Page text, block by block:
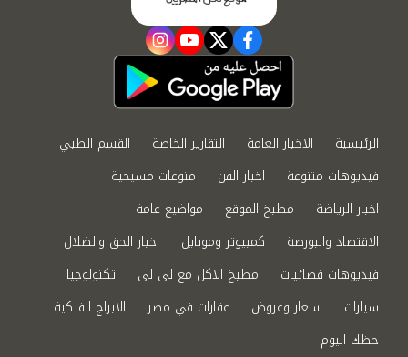
facebook
twitter
youtube
instagram
الرئيسية الاخبار العامة التقارير الخاصة
القسم الطبي
فيديوهات متنوعة
اخبار الفن
منوعات مسيحية
اخبار الرياضة
مطبخ الموقع
مواضيع عامة
الاقتصاد والبورصة
كمبيوتر وموبايل
اخبار الحق والضلال
فيديوهات فضائيات
مطبخ الاكل مع لى لى
تكنولوجيا
سيارات
اسعار وعروض عقارات في مصر
الابراج الفلكية
حظك اليوم